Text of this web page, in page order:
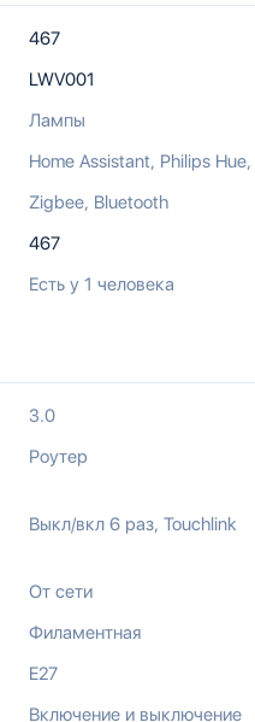
467
LWV001
Лампы
Home Assistant Philips Hue
Zigbee Bluetooth
467
Есть у 1 человека
3.0
Роутер
Выкл/вкл 6 раз Touchlink
От сети
Филаментная
E27
Включение и выключение